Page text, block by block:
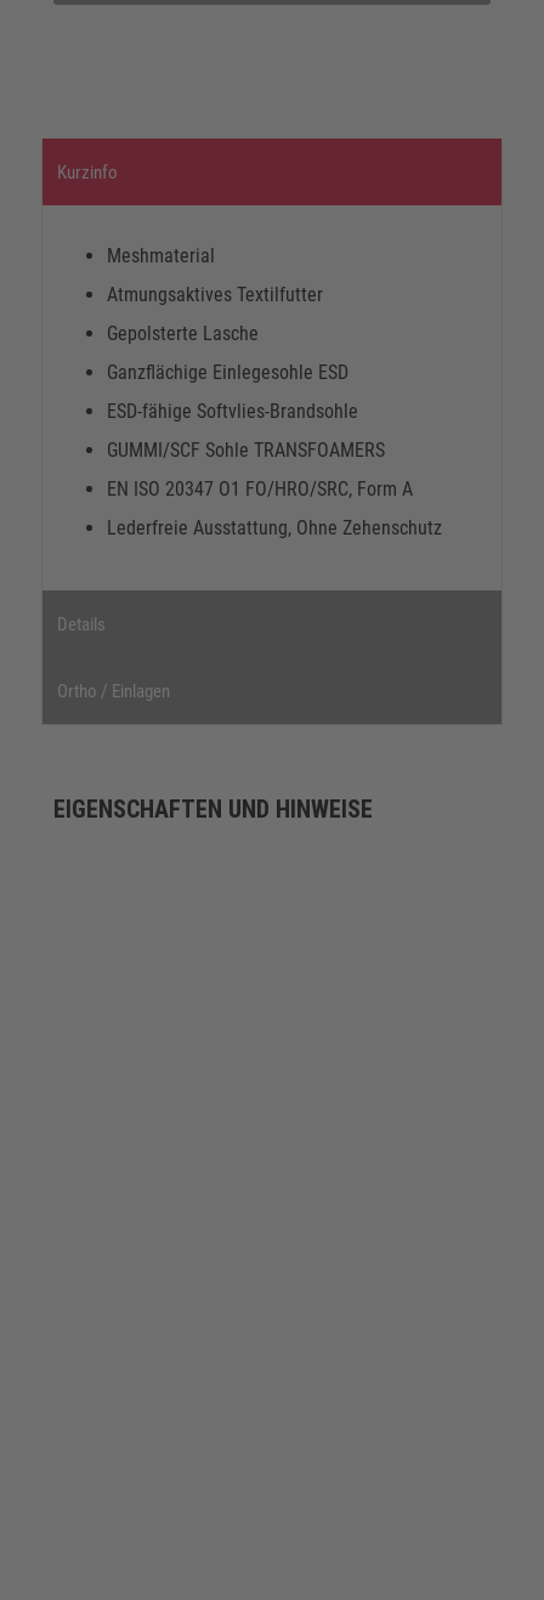
Kurzinfo
Meshmaterial
Atmungsaktives Textilfutter
Gepolsterte Lasche
Ganzflächige Einlegesohle ESD
ESD-fähige Softvlies-Brandsohle
GUMMI/SCF Sohle TRANSFOAMERS
EN ISO 20347 O1 FO/HRO/SRC, Form A
Lederfreie Ausstattung, Ohne Zehenschutz
Details
Ortho / Einlagen
EIGENSCHAFTEN UND HINWEISE